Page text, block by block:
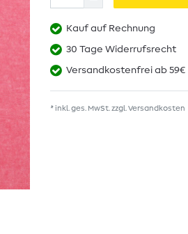
Kauf auf Rechnung
30 Tage Widerrufsrecht
Versandkostenfrei ab 59€
* inkl. ges. MwSt. zzgl.Versandkosten